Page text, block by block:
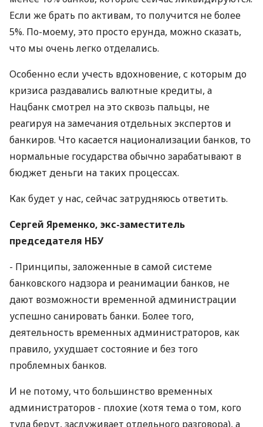
Если же брать по активам, то получится не более
5%. По-моему, это просто ерунда, можно сказать,
что мы очень легко отделались.
Особенно если учесть вдохновение, с которым до
кризиса раздавались валютные кредиты, а
Нацбанк смотрел на это сквозь пальцы, не
реагируя на замечания отдельных экспертов и
банкиров. Что касается национализации банков, то
нормальные государства обычно зарабатывают в
бюджет деньги на таких процессах.
Как будет у нас, сейчас затрудняюсь ответить.
Сергей Яременко, экс-заместитель
председателя НБУ
- Принципы, заложенные в самой системе
банковского надзора и реанимации банков, не
дают возможности временной администрации
успешно санировать банки. Более того,
деятельность временных администраторов, как
правило, ухудшает состояние и без того
проблемных банков.
И не потому, что большинство временных
администраторов - плохие (хотя тема о том, кого
туда берут, заслуживает отдельного разговора), а